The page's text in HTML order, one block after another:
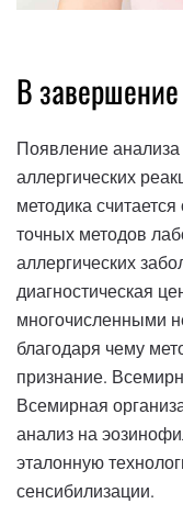
В завершение
Появление
аллергических
методика
точных методов
аллергических
диагностическая
многочисленными
благодаря чему
признание.
Всемирная
анализ на
эталонную
сенсибилизации.